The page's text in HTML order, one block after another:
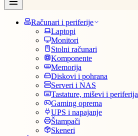
Računari i periferije
Laptopi
Monitori
Stolni računari
Komponente
Memorija
Diskovi i pohrana
Serveri i NAS
Tastature, miševi i periferija
Gaming oprema
UPS i napajanje
Štampači
Skeneri